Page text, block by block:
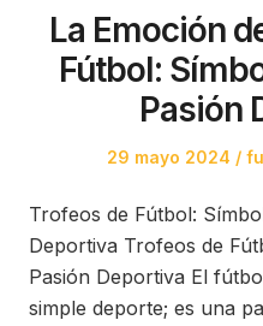
La Emoción
Fútbol:
Pasión
Posted
29 mayo 2024
Trofeos de Fútbol:
Deportiva Trofeos de
Pasión Deportiva El
simple deporte; es una